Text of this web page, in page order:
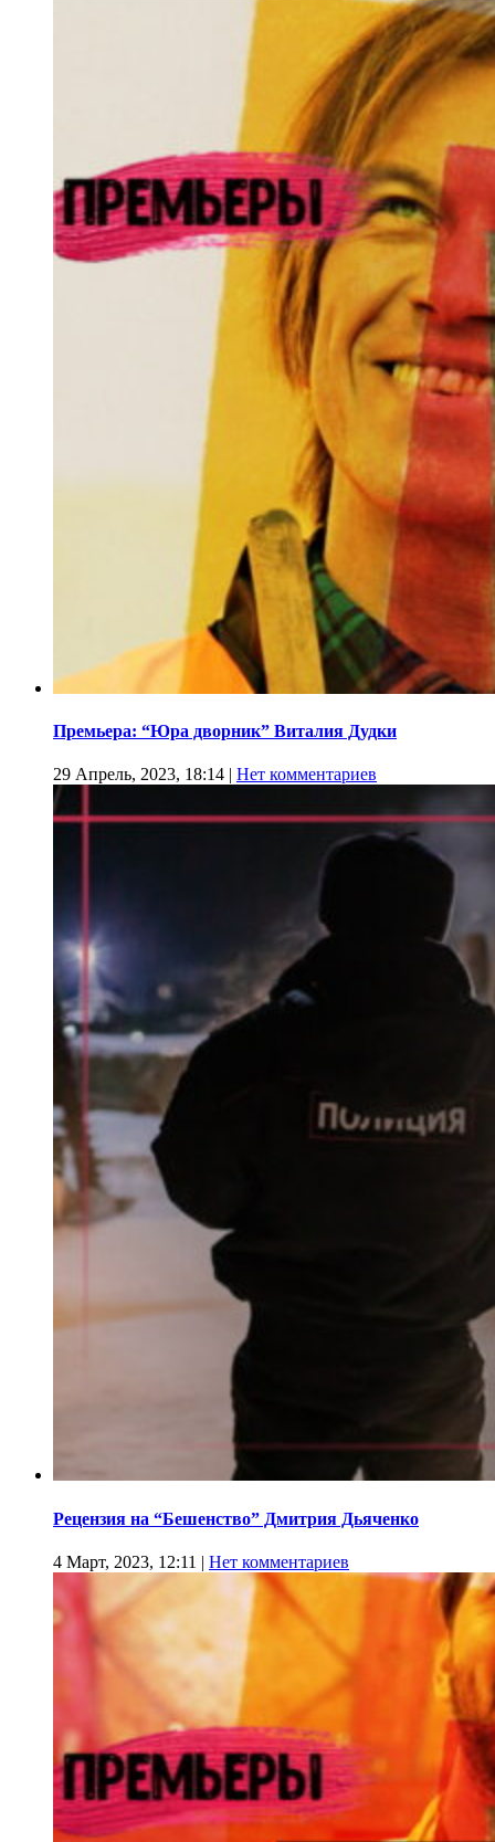
Премьера: “Юра дворник” Виталия Дудки
29 Апрель, 2023, 18:14 | Нет комментариев
Рецензия на “Бешенство” Дмитрия Дьяченко
4 Март, 2023, 12:11 | Нет комментариев